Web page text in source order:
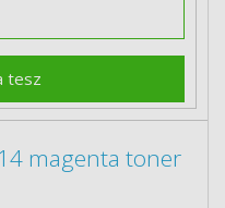
tesz
magenta toner